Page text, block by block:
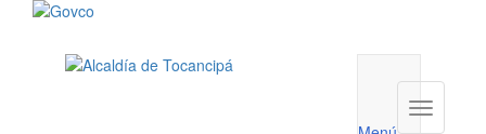
utilidades
Menú